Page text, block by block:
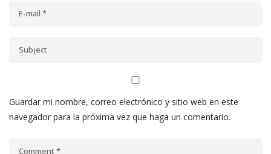
Guardar mi nombre, correo electrónico y sitio web en este
navegador para la próxima vez que haga un comentario.